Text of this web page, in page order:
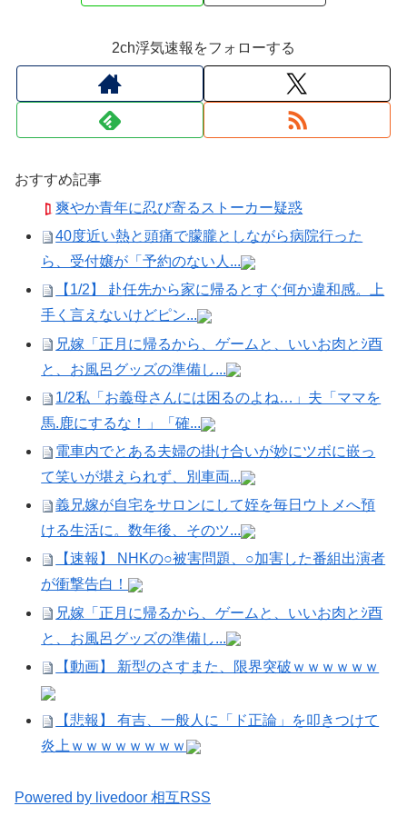
2ch浮気速報をフォローする
おすすめ記事
爽やか青年に忍び寄るストーカー疑惑
40度近い熱と頭痛で朦朧としながら病院行った
ら、受付嬢が「予約のない人...
【1/2】 赴任先から家に帰るとすぐ何か違和感。上
手く言えないけどピン...
兄嫁「正月に帰るから、ゲームと、いいお肉とｼ酉
と、お風呂グッズの準備し...
1/2私「お義母さんには困るのよね…」夫「ママを
馬.鹿にするな！」「確...
電車内でとある夫婦の掛け合いが妙にツボに嵌っ
て笑いが堪えられず、別車両...
義兄嫁が自宅をサロンにして姪を毎日ウトメへ預
ける生活に。数年後、そのツ...
【速報】 NHKの○被害問題、○加害した番組出演者
が衝撃告白！
兄嫁「正月に帰るから、ゲームと、いいお肉とｼ酉
と、お風呂グッズの準備し...
【動画】 新型のさすまた、限界突破ｗｗｗｗｗｗ
【悲報】 有吉、一般人に「ド正論」を叩きつけて
炎上ｗｗｗｗｗｗｗｗ
Powered by livedoor 相互RSS